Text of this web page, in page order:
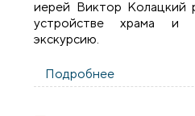
иерей Виктор Колацкий
устройстве храма и
экскурсию.
Подробнее
посетили